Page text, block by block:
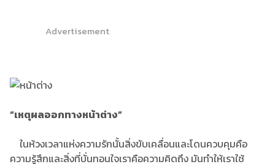
Advertisement
“เหตุผลออกทางหน้าต่าง”
ในห้วงเวลาแห่งความรักนั้นสิ่งขับเคลื่อนและโดนควบคุมคือ
ความรู้สึกและสิ่งที่บั่นทอนใจเราคือความคิดถึง มันทำให้เราใช้